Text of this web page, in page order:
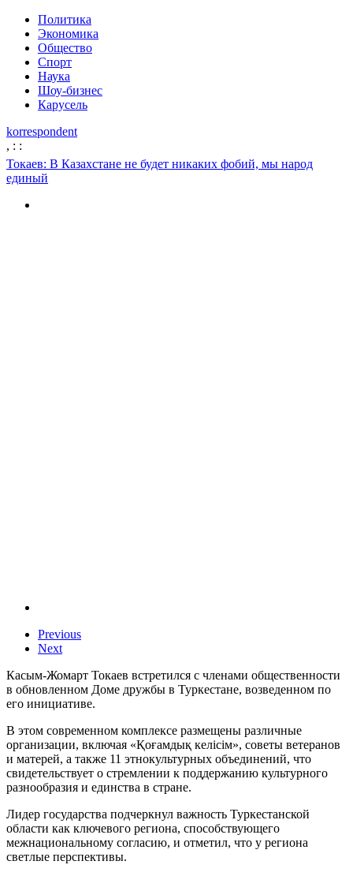
Политика
Экономика
Общество
Спорт
Наука
Шоу-бизнес
Карусель
korrespondent
, : :
Токаев: В Казахстане не будет никаких фобий, мы народ
единый
Previous
Next
Касым-Жомарт Токаев встретился с членами общественности
в обновленном Доме дружбы в Туркестане, возведенном по
его инициативе.
В этом современном комплексе размещены различные
организации, включая «Қоғамдық келісім», советы ветеранов
и матерей, а также 11 этнокультурных объединений, что
свидетельствует о стремлении к поддержанию культурного
разнообразия и единства в стране.
Лидер государства подчеркнул важность Туркестанской
области как ключевого региона, способствующего
межнациональному согласию, и отметил, что у региона
светлые перспективы.